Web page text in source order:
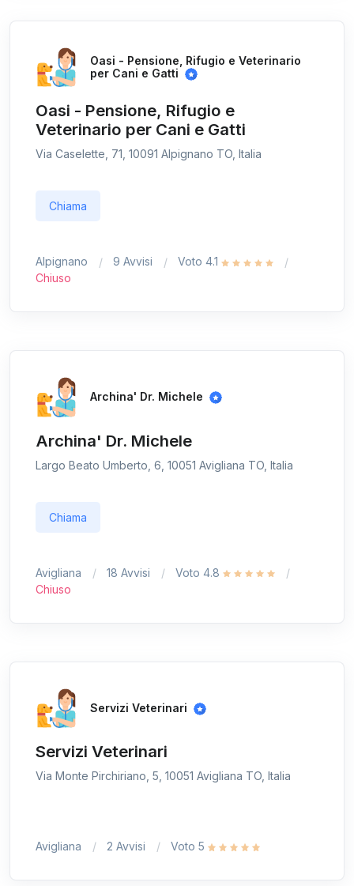
Oasi - Pensione, Rifugio e Veterinario
per Cani e Gatti
Oasi - Pensione, Rifugio e
Veterinario per Cani e Gatti
Via Caselette, 71, 10091 Alpignano TO, Italia
Chiama
Alpignano 9 Avvisi
Voto 4.1
Chiuso
Archina' Dr. Michele
Archina' Dr. Michele
Largo Beato Umberto, 6, 10051 Avigliana TO, Italia
Chiama
Avigliana 18 Avvisi
Voto 4.8
Chiuso
Servizi Veterinari
Servizi Veterinari
Via Monte Pirchiriano, 5, 10051 Avigliana TO, Italia
Avigliana 2 Avvisi Voto 5